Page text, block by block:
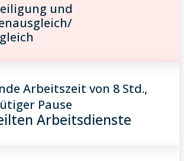
und
Arbeitszeit von 8 Std.,
Pause
Arbeitsdienste